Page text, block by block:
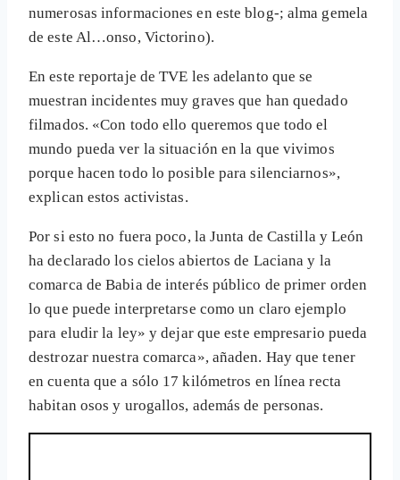
numerosas informaciones en este blog-; alma gemela
de este Al…onso, Victorino).
En este reportaje de TVE les adelanto que se
muestran incidentes muy graves que han quedado
filmados. «Con todo ello queremos que todo el
mundo pueda ver la situación en la que vivimos
porque hacen todo lo posible para silenciarnos»,
explican estos activistas.
Por si esto no fuera poco, la Junta de Castilla y León
ha declarado los cielos abiertos de Laciana y la
comarca de Babia de interés público de primer orden
lo que puede interpretarse como un claro ejemplo
para eludir la ley» y dejar que este empresario pueda
destrozar nuestra comarca», añaden. Hay que tener
en cuenta que a sólo 17 kilómetros en línea recta
habitan osos y urogallos, además de personas.